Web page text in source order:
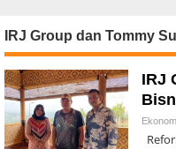
IRJ Group dan Tommy
IRJ